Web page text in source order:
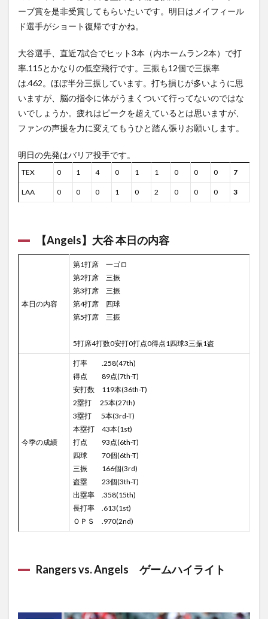
ーブ賞を是非受賞してもらいたいです。明日はメイフィール
ド選手がショート復帰ですかね。
大谷選手、直近7試合でヒット3本（内ホームラン2本）で打
率.115とかなりの低空飛行です。三振も12個で三振率
は.462。ほぼ半分三振しています。打ち損じが多いように思
いますが、脳の指令に体がうまくついて行ってないのではな
いでしょうか。疲れはピークを超えているとは思いますが、
ファンの声援を力に変えてもうひと踏ん張りお願いします。
明日の先発はバリア投手です。
TEX 0 1 4 0 1 1 0 0 0 7
LAA 0 0 0 1 0 2 0 0 0 3
【Angels】大谷 本日の内容
本日の内容
第1打席 一ゴロ
第2打席 三振
第3打席 三振
第4打席 四球
第5打席 三振
5打席4打数0安打0打点0得点1四球3三振1盗
今季の成績
打率 .258(47th)
得点 89点(7th-T)
安打数 119本(36th-T)
2塁打 25本(27th)
3塁打 5本(3rd-T)
本塁打 43本(1st)
打点 93点(6th-T)
四球 70個(6th-T)
三振 166個(3rd)
盗塁 23個(3th-T)
出塁率 .358(15th)
長打率 .613(1st)
ＯＰＳ .970(2nd)
Rangers vs. Angels ゲームハイライト